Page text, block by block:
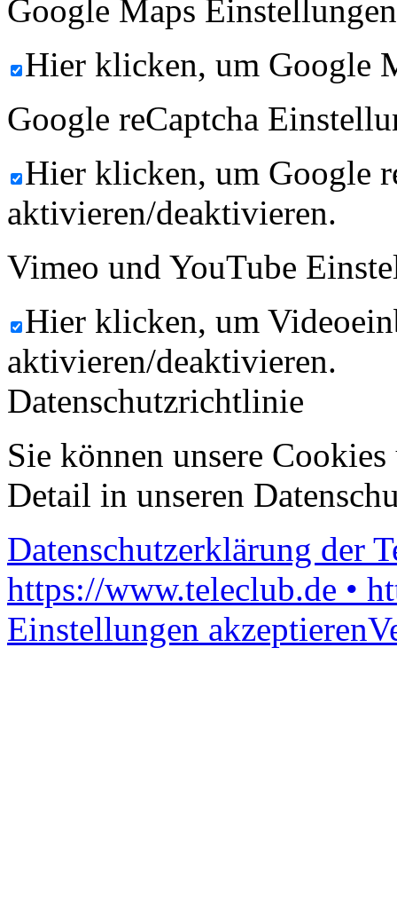
Google Maps
Hier klicken, um Google
Google reCaptcha
Hier klicken, um Google
aktivieren/deaktivieren.
Vimeo und YouTube
Hier klicken, um
aktivieren/deaktivieren.
Datenschutzrichtlinie
Sie können unsere
Detail in unseren
Datenschutzerklärung der
https://www.teleclub.de •
Einstellungen akzeptieren